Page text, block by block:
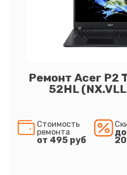
Ремонт Acer P2
52HL
Стоимость
ремонта
от 495 руб
до